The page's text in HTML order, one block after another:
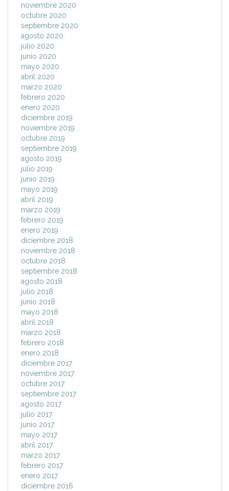
noviembre 2020
octubre 2020
septiembre 2020
agosto 2020
julio 2020
junio 2020
mayo 2020
abril 2020
marzo 2020
febrero 2020
enero 2020
diciembre 2019
noviembre 2019
octubre 2019
septiembre 2019
agosto 2019
julio 2019
junio 2019
mayo 2019
abril 2019
marzo 2019
febrero 2019
enero 2019
diciembre 2018
noviembre 2018
octubre 2018
septiembre 2018
agosto 2018
julio 2018
junio 2018
mayo 2018
abril 2018
marzo 2018
febrero 2018
enero 2018
diciembre 2017
noviembre 2017
octubre 2017
septiembre 2017
agosto 2017
julio 2017
junio 2017
mayo 2017
abril 2017
marzo 2017
febrero 2017
enero 2017
diciembre 2016